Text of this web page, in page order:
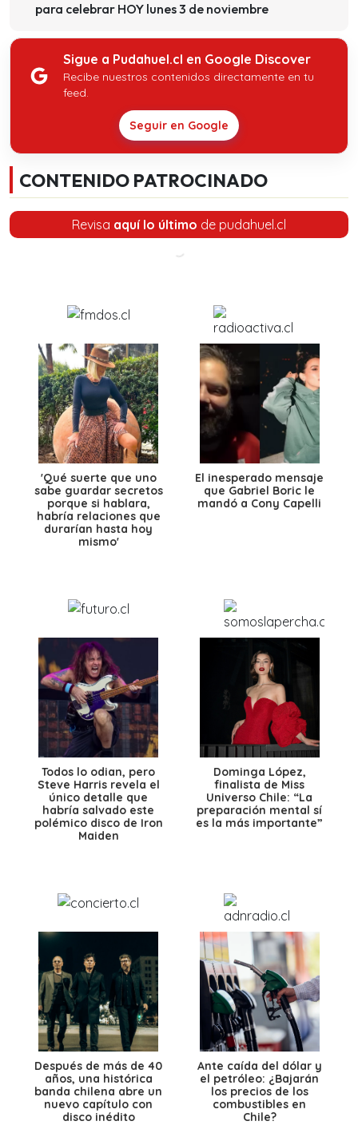
para celebrar HOY lunes 3 de noviembre
Sigue a Pudahuel.cl en Google Discover
Recibe nuestros contenidos directamente en tu
feed.
Seguir en Google
CONTENIDO PATROCINADO
Revisa aquí lo último de pudahuel.cl
'Qué suerte que uno
sabe guardar secretos
porque si hablara,
habría relaciones que
durarían hasta hoy
mismo'
El inesperado mensaje
que Gabriel Boric le
mandó a Cony Capelli
Todos lo odian, pero
Steve Harris revela el
único detalle que
habría salvado este
polémico disco de Iron
Maiden
Dominga López,
finalista de Miss
Universo Chile: “La
preparación mental sí
es la más importante”
Después de más de 40
años, una histórica
banda chilena abre un
nuevo capítulo con
disco inédito
Ante caída del dólar y
el petróleo: ¿Bajarán
los precios de los
combustibles en
Chile?